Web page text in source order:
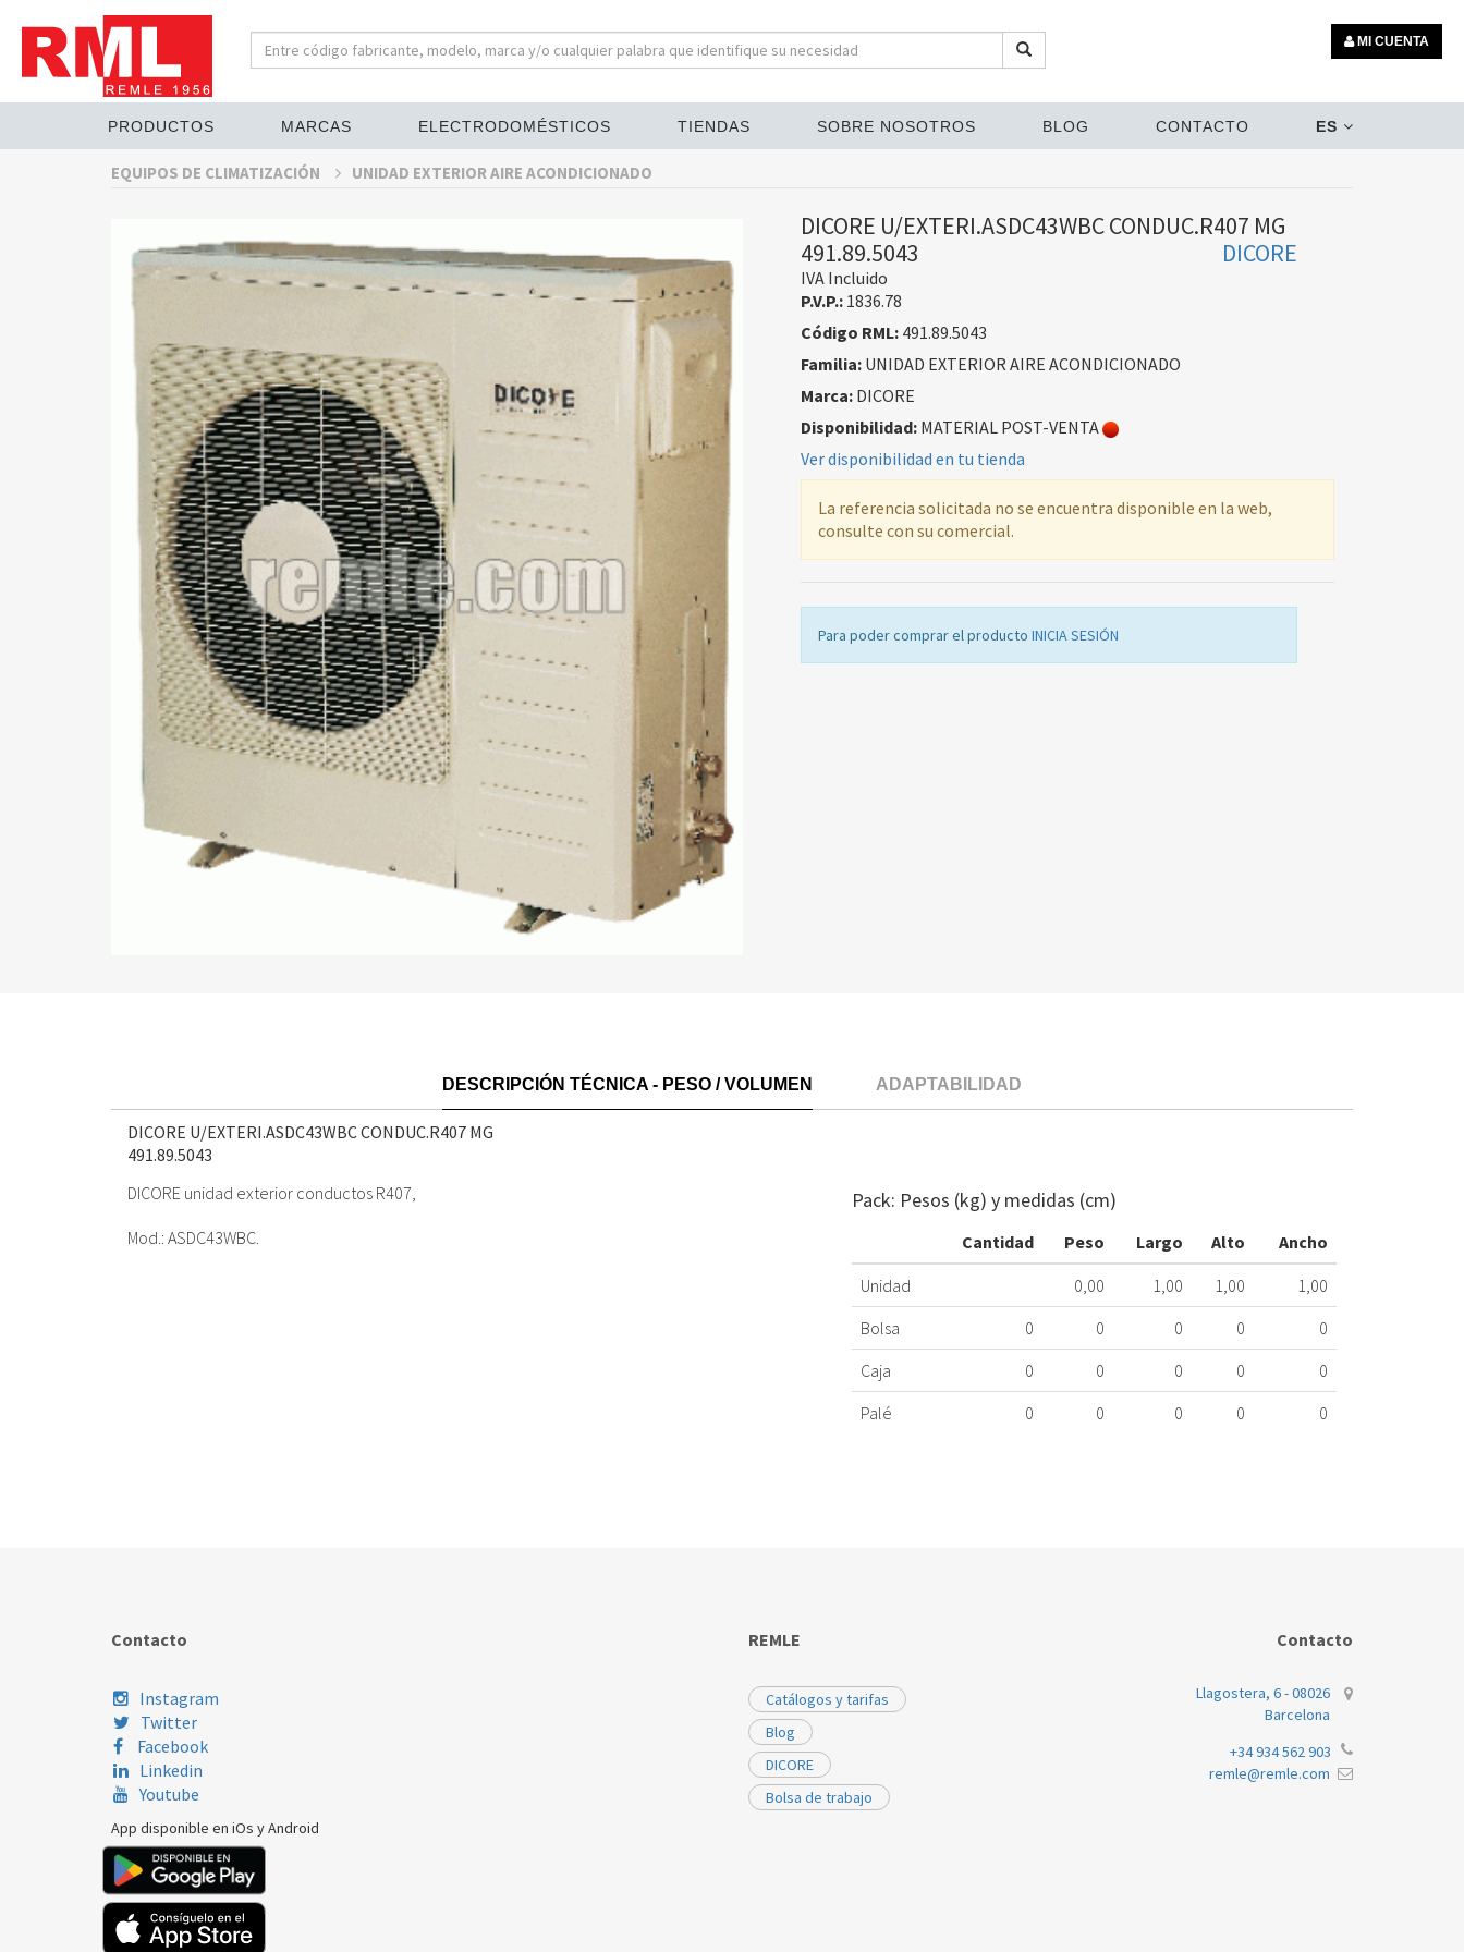
MI CUENTA
PRODUCTOS MARCAS ELECTRODOMÉSTICOS TIENDAS SOBRE NOSOTROS BLOG CONTACTO ES
EQUIPOS DE CLIMATIZACIÓN UNIDAD EXTERIOR AIRE ACONDICIONADO
DICORE U/EXTERI.ASDC43WBC CONDUC.R407 MG
491.89.5043
DICORE
IVA Incluido
P.V.P.: 1836.78
Código RML:491.89.5043
Familia:UNIDAD EXTERIOR AIRE ACONDICIONADO
Marca:DICORE
Disponibilidad:MATERIAL POST-VENTA
Ver disponibilidad en tu tienda
La referencia solicitada no se encuentra disponible en la web,
consulte con su comercial.
Para poder comprar el producto INICIA SESIÓN
DESCRIPCIÓN TÉCNICA - PESO / VOLUMEN ADAPTABILIDAD
DICORE U/EXTERI.ASDC43WBC CONDUC.R407 MG
491.89.5043
DICORE unidad exterior conductos R407,
Mod.: ASDC43WBC.
Pack: Pesos (kg) y medidas (cm)
Cantidad Peso Largo Alto
Ancho
Unidad
0,00 1,00 1,00
1,00
Bolsa
0 0 0 0
0
Caja
0 0 0 0
0
Palé
0 0 0 0 0
Contacto
Instagram
Twitter
Facebook
Linkedin
Youtube
App disponible en iOs y Android
REMLE
Catálogos y tarifas
Blog
DICORE
Bolsa de trabajo
Contacto
Llagostera, 6 - 08026
Barcelona
+34 934 562 903
remle@remle.com